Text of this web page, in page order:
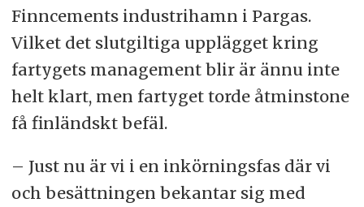
Finncements industrihamn i Pargas.
Vilket det slutgiltiga upplägget kring
fartygets management blir är ännu inte
helt klart, men fartyget torde åtminstone
få finländskt befäl.
– Just nu är vi i en inkörningsfas där vi
och besättningen bekantar sig med